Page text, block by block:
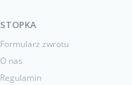
STOPKA
Formularz zwrotu
O nas
Regulamin